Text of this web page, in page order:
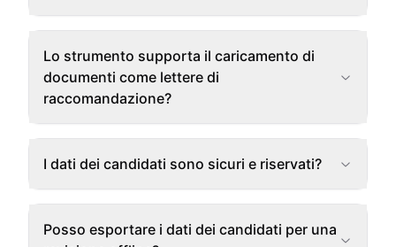
Lo strumento supporta il caricamento di
documenti come lettere di
raccomandazione?
I dati dei candidati sono sicuri e riservati?
Posso esportare i dati dei candidati per una